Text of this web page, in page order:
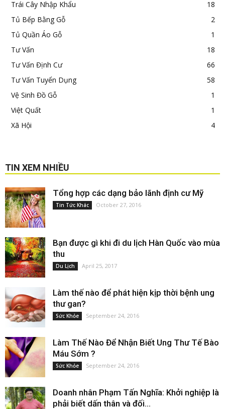
Trái Cây Nhập Khẩu
18
Tủ Bếp Bằng Gỗ
2
Tủ Quần Áo Gỗ
1
Tư Vấn
18
Tư Vấn Định Cư
66
Tư Vấn Tuyển Dụng
58
Vệ Sinh Đồ Gỗ
1
Việt Quất
1
Xã Hội
4
TIN XEM NHIỀU
Tổng hợp các dạng bảo lãnh định cư Mỹ
Tin Tức Khác October 27, 2016
Bạn được gì khi đi du lịch Hàn Quốc vào mùa
thu
Du Lịch April 25, 2017
Làm thế nào để phát hiện kịp thời bệnh ung
thư gan?
Sức Khỏe September 24, 2016
Làm Thế Nào Để Nhận Biết Ung Thư Tế Bào
Máu Sớm ?
Sức Khỏe September 24, 2016
Doanh nhân Phạm Tấn Nghĩa: Khởi nghiệp là
phải biết dấn thân và đối...